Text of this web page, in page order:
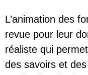
L’animation des
revue pour leur
réaliste qui
des savoirs et